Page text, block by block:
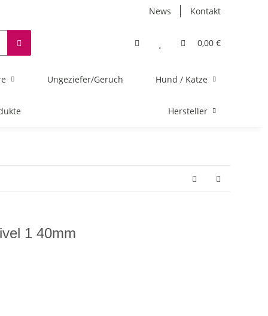
News Kontakt
0,00 €
Ungeziefer/Geruch Hund / Katze
Hersteller
1 40mm